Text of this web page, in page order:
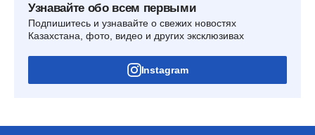
Узнавайте обо всем первыми
Подпишитесь и узнавайте о свежих новостях
Казахстана, фото, видео и других эксклюзивах
Instagram